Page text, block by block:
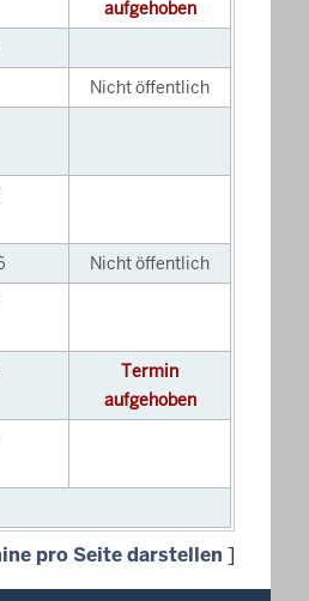
aufgehoben
Nicht öffentlich
Nicht öffentlich
Termin
aufgehoben
pro Seite darstellen ]